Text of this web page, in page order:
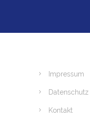
Impressum
Datenschutz
Kontakt